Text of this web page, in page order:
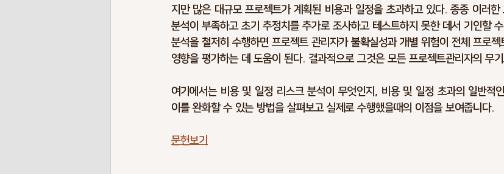
Pendemic Risks Energy Risks Infrastructure Risks Asset Risks Schedule
지만 많은 대규모 프로젝트가 계획된 비용과 일정을 초과하고 있다. 종종 이러
분석이 부족하고 초기 추정치를 추가로 조사하고 테스트하지 못한 데서 기인할
분석을 철저히 수행하면 프로젝트 관리자가 불확실성과 개별 위험이 전체 프로
영향을 평가하는 데 도움이 된다. 결과적으로 그것은 모든 프로젝트관리자의 무
여기에서는 비용 및 일정 리스크 분석이 무엇인지, 비용 및 일정 초과의 일반적
이를 완화할 수 있는 방법을 살펴보고 실제로 수행했을때의 이점을 보여줍니다.
문헌보기